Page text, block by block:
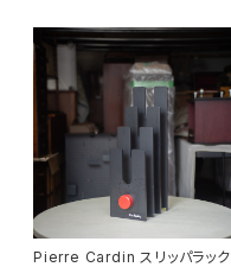
Pierre Cardin スリッパラック